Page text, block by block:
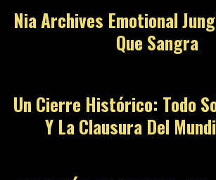
Nia Archives Emotional
Que Sangra
Un Cierre Histórico: Todo
Y La Clausura Del